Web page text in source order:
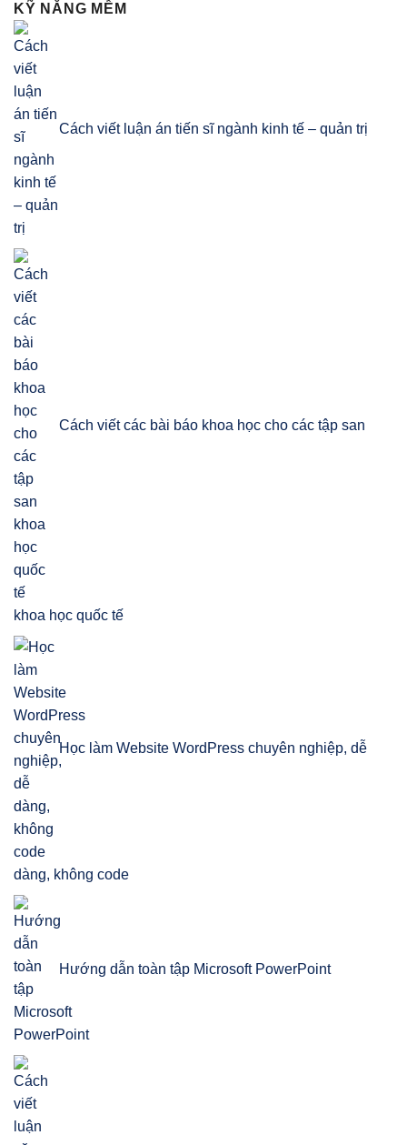
KỸ NĂNG MỀM
Cách viết luận án tiến sĩ ngành kinh tế – quản trị
Cách viết các bài báo khoa học cho các tập san
khoa học quốc tế
Học làm Website WordPress chuyên nghiệp, dễ
dàng, không code
Hướng dẫn toàn tập Microsoft PowerPoint